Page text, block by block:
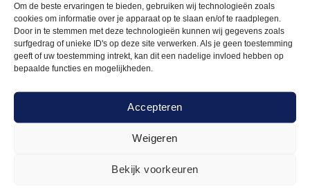
Om de beste ervaringen te bieden, gebruiken wij technologieën zoals
cookies om informatie over je apparaat op te slaan en/of te raadplegen.
Door in te stemmen met deze technologieën kunnen wij gegevens zoals
surfgedrag of unieke ID's op deze site verwerken. Als je geen toestemming
geeft of uw toestemming intrekt, kan dit een nadelige invloed hebben op
bepaalde functies en mogelijkheden.
Accepteren
Weigeren
Bekijk voorkeuren
TAFELDECORATIE
Waxinelichthouders color
Offerte aanvragen